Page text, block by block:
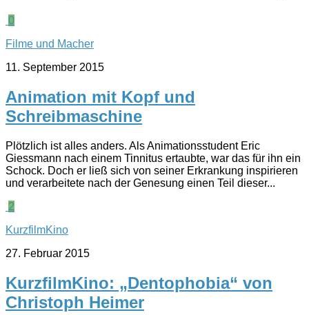
0
Filme und Macher
11. September 2015
Animation mit Kopf und
Schreibmaschine
Plötzlich ist alles anders. Als Animationsstudent Eric
Giessmann nach einem Tinnitus ertaubte, war das für ihn ein
Schock. Doch er ließ sich von seiner Erkrankung inspirieren
und verarbeitete nach der Genesung einen Teil dieser...
2
KurzfilmKino
27. Februar 2015
KurzfilmKino: „Dentophobia“ von
Christoph Heimer